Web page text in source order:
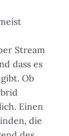
Stream
dass es
Ob
Einen
die